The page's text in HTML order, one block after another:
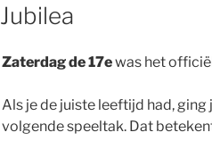
Jubilea
Zaterdag de 17ewas het
Als je de juiste leeftijd had,
volgende speeltak. Dat